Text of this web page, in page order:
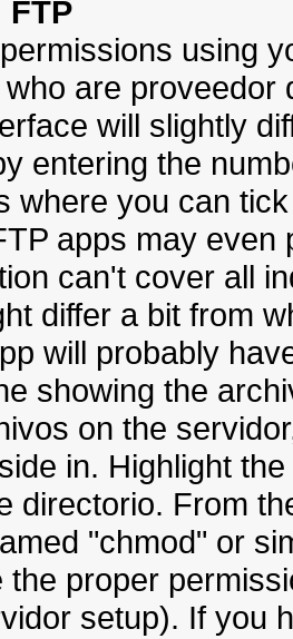
using
are proveedor
will slightly
entering the
where you can
apps may even
can't cover all
differ a bit from
will probably
showing the
on the
in. Highlight
directorio. From
"chmod" or
the proper
setup). If you